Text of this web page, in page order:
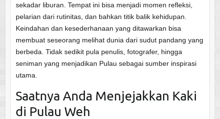
sekadar liburan. Tempat ini bisa menjadi momen refleksi,
pelarian dari rutinitas, dan bahkan titik balik kehidupan.
Keindahan dan kesederhanaan yang ditawarkan bisa
membuat seseorang melihat dunia dari sudut pandang yang
berbeda. Tidak sedikit pula penulis, fotografer, hingga
seniman yang menjadikan Pulau sebagai sumber inspirasi
utama.
Saatnya Anda Menjejakkan Kaki
di Pulau Weh